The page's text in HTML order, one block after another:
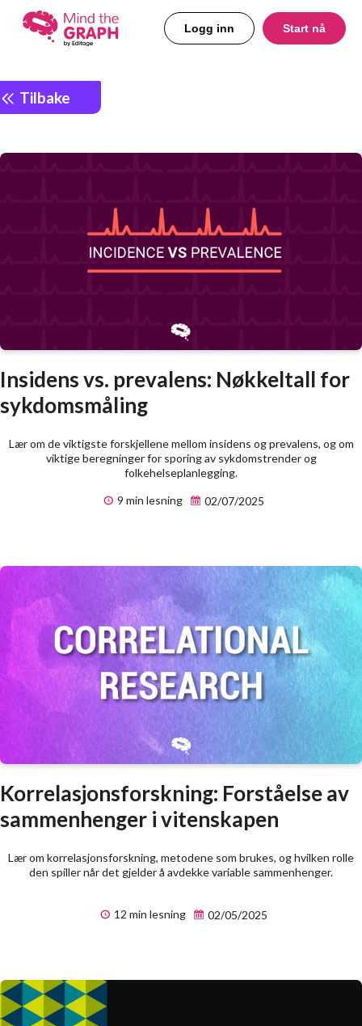
Logg inn Start nå
Tilbake
Insidens vs. prevalens: Nøkkeltall for
sykdomsmåling
Lær om de viktigste forskjellene mellom insidens og prevalens, og om
viktige beregninger for sporing av sykdomstrender og
folkehelseplanlegging.
9 min lesning
02/07/2025
Korrelasjonsforskning: Forståelse av
sammenhenger i vitenskapen
Lær om korrelasjonsforskning, metodene som brukes, og hvilken rolle
den spiller når det gjelder å avdekke variable sammenhenger.
12 min lesning 02/05/2025